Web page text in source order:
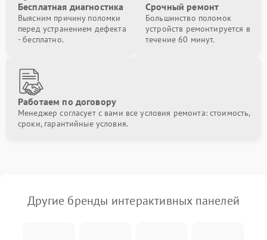
Бесплатная диагностика
Выясним причину поломки
перед устранением дефекта
- бесплатно.
Срочный ремонт
Большинство поломок
устройств ремонтируется в
течение 60 минут.
Работаем по договору
Менеджер согласует с вами все условия ремонта: стоимость,
сроки, гарантийные условия.
Другие бренды интерактивных панелей